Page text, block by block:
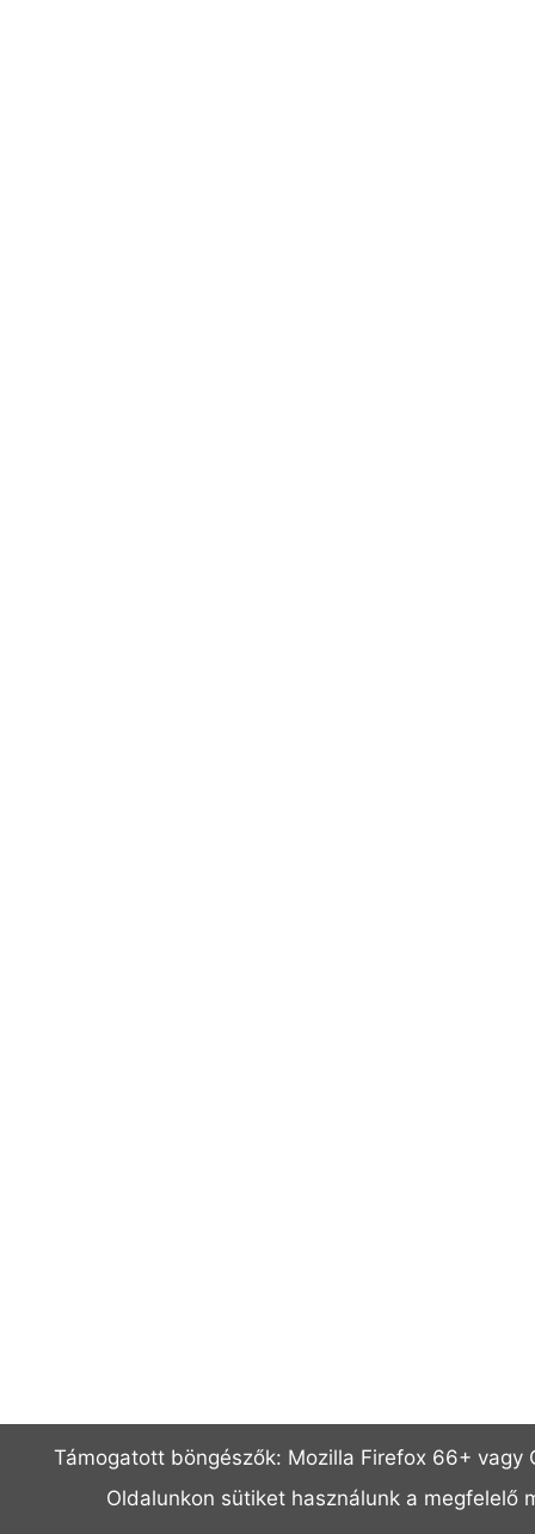
Támogatott böngészők: Mozilla Firefox 66+
Oldalunkon sütiket használunk a